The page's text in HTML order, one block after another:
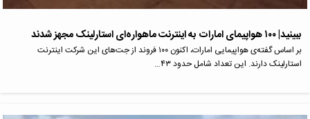
ببینید| ۱۰۰ هواپیمای امارات به اینترنت ماهواره‌ای استارلینک مجهز شدند
بر اساس گفته‌ی هواپیمایی امارات، اکنون ۱۰۰ فروند از جت‌های این شرکت اینترنت
استارلینک دارند. این تعداد شامل حدود ۴۳…